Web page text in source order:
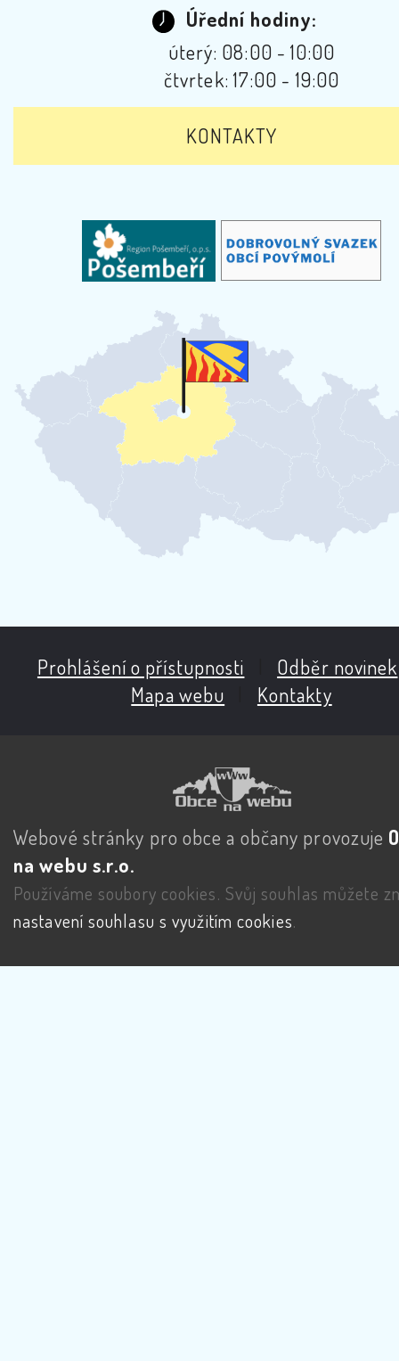
Úřední hodiny:
úterý: 08:00 - 10:00
čtvrtek: 17:00 - 19:00
KONTAKTY
Prohlášení o přístupnosti Odběr novinek
Mapa webu
Kontakty
Webové stránky pro obce a občany provozuje
na webu s.r.o.
Používáme soubory cookies. Svůj souhlas můžete
nastavení souhlasu s využitím cookies.